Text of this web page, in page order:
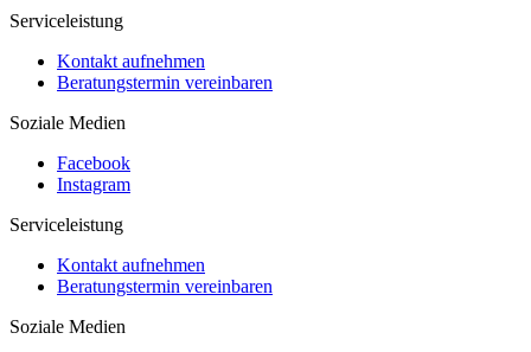
Serviceleistung
Kontakt aufnehmen
Beratungstermin vereinbaren
Soziale Medien
Facebook
Instagram
Serviceleistung
Kontakt aufnehmen
Beratungstermin vereinbaren
Soziale Medien